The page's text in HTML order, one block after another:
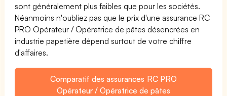
sont généralement plus faibles que pour les sociétés.
Néanmoins n'oubliez pas que le prix d'une assurance RC
PRO Opérateur / Opératrice de pâtes désencrées en
industrie papetière dépend surtout de votre chiffre
d'affaires.
Comparatif des assurances RC PRO
Opérateur / Opératrice de pâtes